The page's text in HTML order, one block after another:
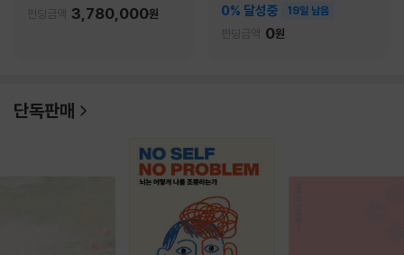
펀딩금액 3,780,000원 0% 달성중 19일 남음
펀딩금액 0원
단독판매